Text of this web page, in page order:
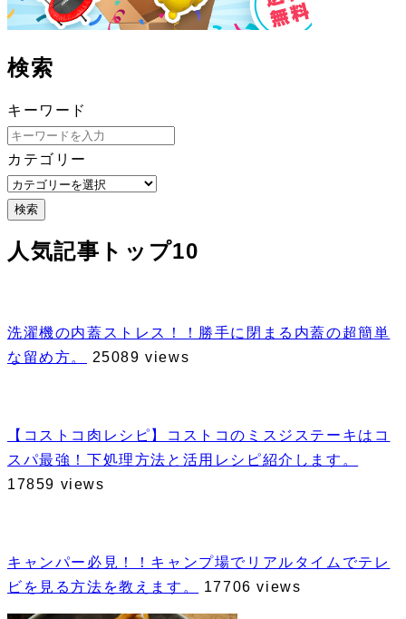
検索
キーワード
カテゴリー
検索
人気記事トップ10
洗濯機の内蓋ストレス！！勝手に閉まる内蓋の超簡単
な留め方。
25089 views
【コストコ肉レシピ】コストコのミスジステーキはコ
スパ最強！下処理方法と活用レシピ紹介します。
17859 views
キャンパー必見！！キャンプ場でリアルタイムでテレ
ビを見る方法を教えます。
17706 views